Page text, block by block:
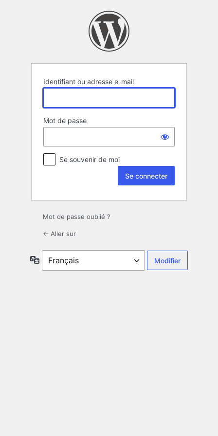
Identifiant ou adresse e-mail
Mot de passe
Se souvenir de moi
Mot de passe oublié ?
← Aller sur
Langue